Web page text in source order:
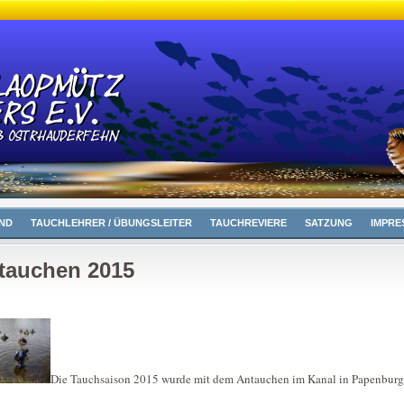
TAUCHLEHRER / ÜBUNGSLEITER TAUCHREVIERE SATZUNG
2015
Die Tauchsaison 2015 wurde mit dem Antauchen im Kanal in